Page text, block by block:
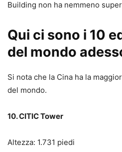
Building non ha nemmeno
Qui ci sono i 10
del mondo
Si nota che la Cina ha la
del mondo.
10. CITIC Tower
Altezza: 1.731 piedi